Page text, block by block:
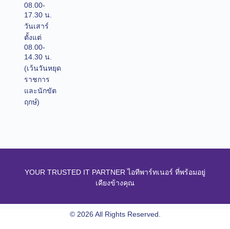
08.00-
17.30 น.
วันเสาร์
ตั้งแต่
08.00-
14.30 น.
(เว้นวันหยุด
ราชการ
และนักขัต
ฤกษ์)
YOUR TRUSTED IT PARTNER ไอทีพาร์ทเนอร์ ที่พร้อมอยู่
เคียงข้างคุณ
© 2026 All Rights Reserved.